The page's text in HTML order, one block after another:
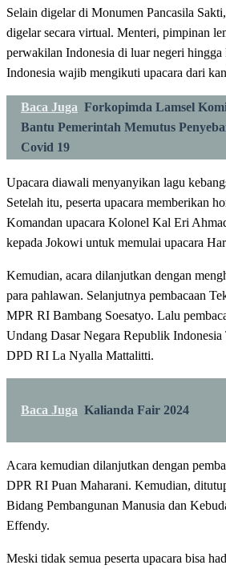
Selain digelar di Monumen Pancasila
digelar secara virtual. Menteri, pimpinan
perwakilan Indonesia di luar negeri hingga
Indonesia wajib mengikuti upacara dari
Baca Juga Forkopimda Lamsel
Bantu Pemerintah Memutus
Covid 19
Upacara diawali menyanyikan lagu
Setelah itu, peserta upacara memberikan
Komandan upacara Kolonel Kal Eri
kepada Jokowi untuk memulai upacara
Kemudian, acara dilanjutkan dengan
para pahlawan. Selanjutnya pembacaan
MPR RI Bambang Soesatyo. Lalu
Undang Dasar Negara Republik
DPD RI La Nyalla Mattalitti.
Baca Juga Kalianda Fair 2024
Acara kemudian dilanjutkan dengan
DPR RI Puan Maharani. Kemudian,
Bidang Pembangunan Manusia dan
Effendy.
Meski tidak semua peserta upacara bisa